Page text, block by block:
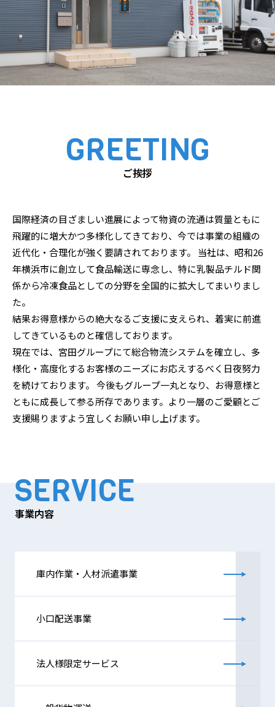
GREETING
ご挨拶
国際経済の目ざましい進展によって物資の流通は質量ともに
飛躍的に増大かつ多様化してきており、今では事業の組織の
近代化・合理化が強く要請されております。 当社は、昭和26
年横浜市に創立して食品輸送に専念し、特に乳製品チルド関
係から冷凍食品としての分野を全国的に拡大してまいりまし
た。
結果お得意様からの絶大なるご支援に支えられ、着実に前進
してきているものと確信しております。
現在では、宮田グループにて総合物流システムを確立し、多
様化・高度化するお客様のニーズにお応えするべく日夜努力
を続けております。 今後もグループ一丸となり、お得意様と
ともに成長して参る所存であります。より一層のご愛顧とご
支援賜りますよう宜しくお願い申し上げます。
SERVICE
事業内容
庫内作業・人材派遣事業
小口配送事業
法人様限定サービス